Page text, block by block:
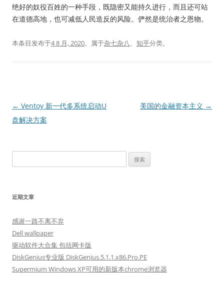
绝好的奴役百姓的一种手段，既隐密又能持久进行，而且还可站
在道德高地，也可减低人民造反的风险。俨然是统治者之恩物。
本条目发布于4 8 月, 2020。属于杂七杂八、 知乎分类。
文
章
← Ventoy 新一代多系统启动U
盘解决方案
美国的金融资本主义 →
索：
近期文章
感谢一路不离不弃
Dell wallpaper
驱动软件大合集 包括网卡版
DiskGenius专业版 DiskGenius.5.1.1.x86.Pro.PE
Supermium Windows XP可用的新版本chrome浏览器